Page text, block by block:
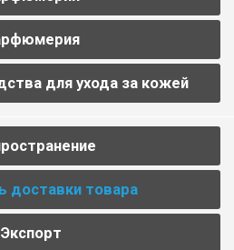
для ухода за кожей
доставки товара
Экспорт